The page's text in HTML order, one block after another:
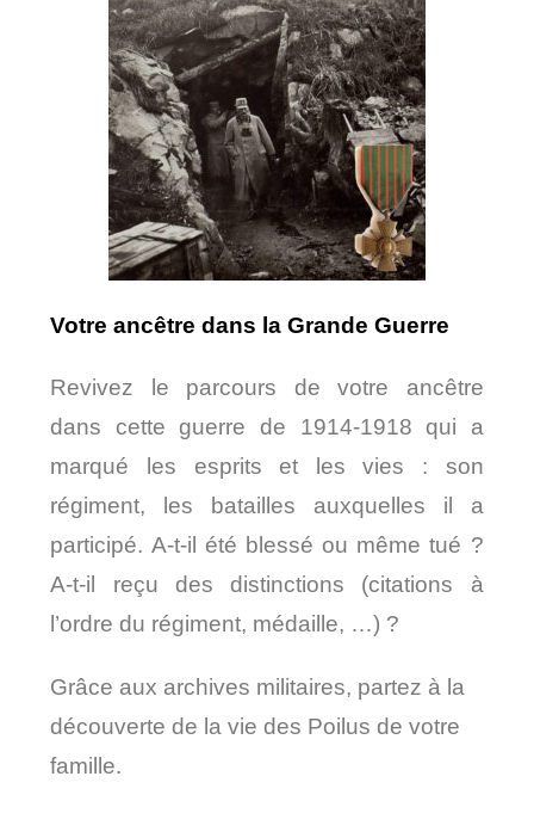
Votre ancêtre dans la Grande Guerre
Revivez le parcours de votre ancêtre
dans cette guerre de 1914-1918 qui a
marqué les esprits et les vies : son
régiment, les batailles auxquelles il a
participé. A-t-il été blessé ou même tué ?
A-t-il reçu des distinctions (citations à
l’ordre du régiment, médaille, …) ?
Grâce aux archives militaires, partez à la
découverte de la vie des Poilus de votre
famille.